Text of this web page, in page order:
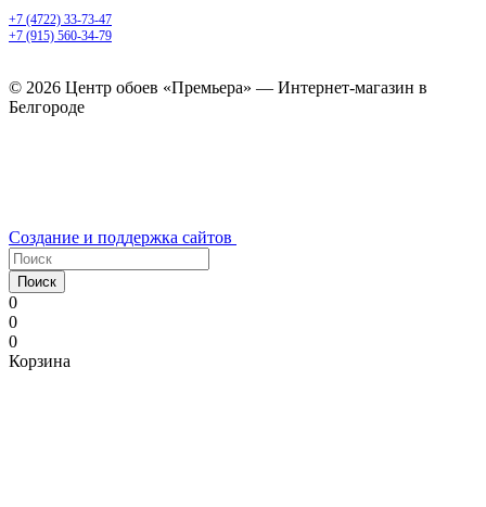
+7 (4722) 33-73-47
+7 (915) 560-34-79
© 2026 Центр обоев «Премьера» — Интернет-магазин в
Белгороде
Создание и поддержка сайтов
Поиск
0
0
0
Корзина